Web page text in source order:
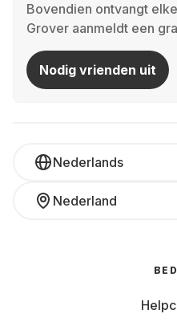
Bovendien ontvangt
Grover aanmeldt een
Nodig vrienden uit
Nederlands
Nederland